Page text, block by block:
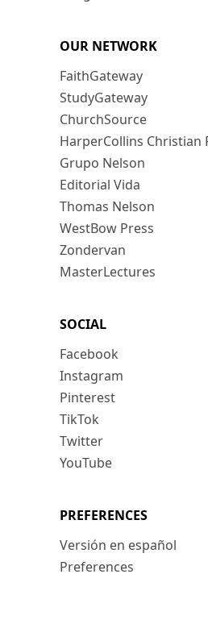
OUR NETWORK
FaithGateway
StudyGateway
ChurchSource
HarperCollins Christian
Grupo Nelson
Editorial Vida
Thomas Nelson
WestBow Press
Zondervan
MasterLectures
SOCIAL
Facebook
Instagram
Pinterest
TikTok
Twitter
YouTube
PREFERENCES
Versión en español
Preferences